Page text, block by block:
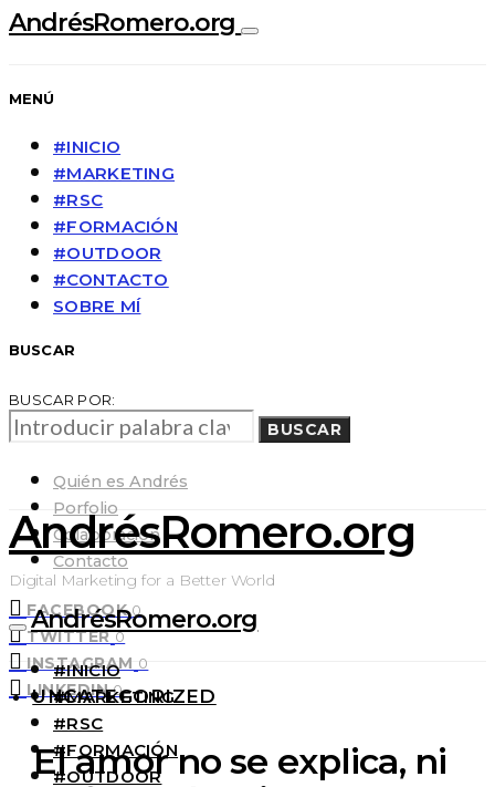
AndrésRomero.org
MENÚ
#INICIO
#MARKETING
#RSC
#FORMACIÓN
#OUTDOOR
#CONTACTO
SOBRE MÍ
BUSCAR
BUSCAR POR:
BUSCAR
Quién es Andrés
Porfolio
Colaboración
Contacto
FACEBOOK 0
TWITTER 0
INSTAGRAM 0
LINKEDIN 0
AndrésRomero.org
Digital Marketing for a Better World
AndrésRomero.org
#INICIO
#MARKETING
#RSC
#FORMACIÓN
#OUTDOOR
UNCATEGORIZED
El amor no se explica, ni